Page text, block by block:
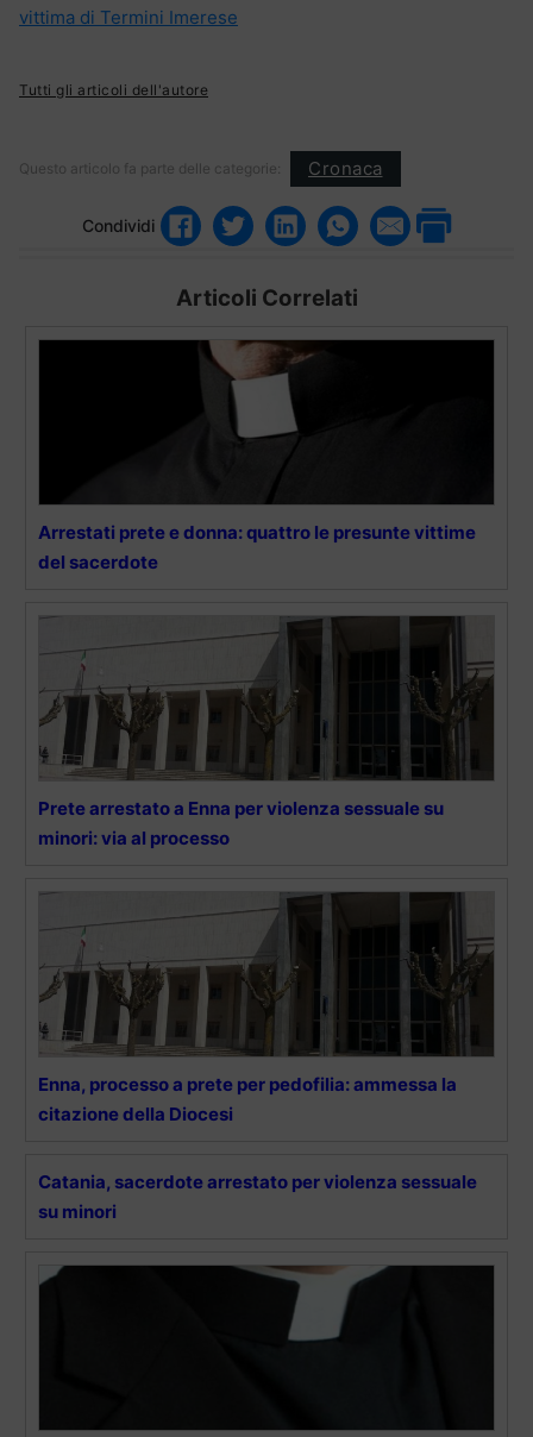
vittima di Termini Imerese
Tutti gli articoli dell'autore
Questo articolo fa parte delle categorie: Cronaca
Condividi
Articoli Correlati
Arrestati prete e donna: quattro le presunte vittime
del sacerdote
Prete arrestato a Enna per violenza sessuale su
minori: via al processo
Enna, processo a prete per pedofilia: ammessa la
citazione della Diocesi
Catania, sacerdote arrestato per violenza sessuale
su minori